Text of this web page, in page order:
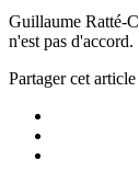
Guillaume Ratté-
n'est pas d'accord.
Partager cet article